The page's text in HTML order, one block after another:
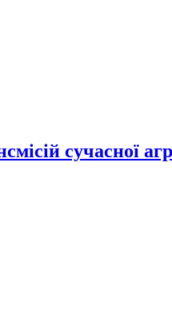
сучасної